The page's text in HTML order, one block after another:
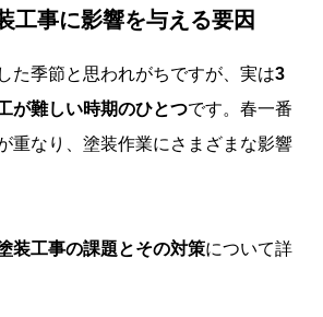
工事に影響を与える要因
た季節と思われがちですが、実は3
が難しい時期のひとつです。春一番
重なり、塗装作業にさまざまな影響
装工事の課題とその対策について詳